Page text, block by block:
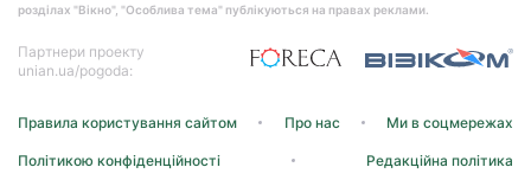
розділах "Вікно", "Особлива тема" публікуються на правах реклами.
Партнери проекту
unian.ua/pogoda:
Правила користування сайтом Про нас Ми в соцмережах
Політикою конфіденційності Редакційна політика